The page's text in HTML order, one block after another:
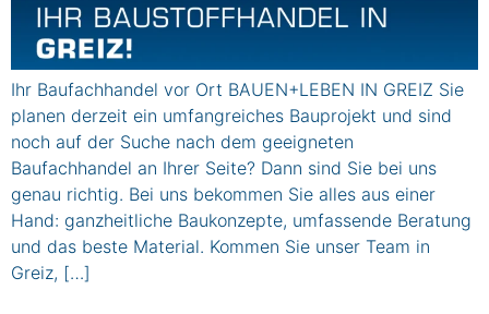
Ihr Baufachhandel vor Ort BAUEN+LEBEN IN GREIZ Sie
planen derzeit ein umfangreiches Bauprojekt und sind
noch auf der Suche nach dem geeigneten
Baufachhandel an Ihrer Seite? Dann sind Sie bei uns
genau richtig. Bei uns bekommen Sie alles aus einer
Hand: ganzheitliche Baukonzepte, umfassende Beratung
und das beste Material. Kommen Sie unser Team in
Greiz, […]